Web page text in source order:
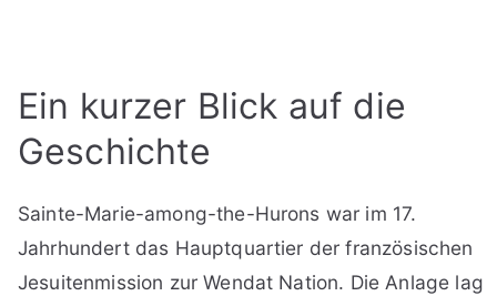
Ein kurzer Blick auf die
Geschichte
Sainte-Marie-among-the-Hurons war im 17.
Jahrhundert das Hauptquartier der französischen
Jesuitenmission zur Wendat Nation. Die Anlage lag